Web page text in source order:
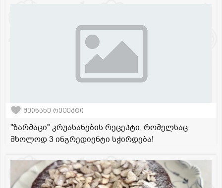
შეინახე რეცეპტი
"ზარმაცი" კრუასანების რეცეპტი, რომელსაც
მხოლოდ 3 ინგრედიენტი სჭირდება!